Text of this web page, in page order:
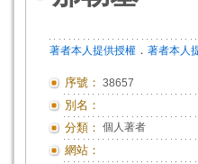
著者本人提供授權 ． 著者本人
序號： 38657
別名：
分類： 個人著者
網站：